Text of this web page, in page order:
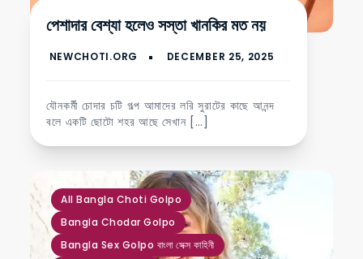
পেশাদার বেশ্যা হলেও সস্তা খানকির মত নয়
যৌনকর্মী চোদার চটি গল্প আমাদের লরি সুরাটের কাছে আনন্দ
বলে একটি ছোটো শহর আছে সেখান […]
All Bangla Choti Golpo ,
Bangla Chodar Golpo
,
Bangla Sex Golpo বাংলা সেক্স কাহিনী
,,,